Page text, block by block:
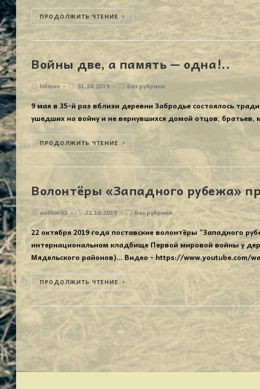
ПРОДОЛЖИТЬ ЧТЕНИЕ
Войны две, а память — одна!..
lolman 31.10.2019 Без рубрики
9 мая в 35-й раз вблизи деревни Забродье состоялось
ушедших на войну и не вернувшихся домой отцов,
ПРОДОЛЖИТЬ ЧТЕНИЕ
Волонтёры «Западного рубежа»
author32 22.10.2019 Без рубрики
22 октября 2019 года поставские волонтёры "Западного
интернациональном кладбище Первой мировой войны у
Мядельского районов)... Видео - https://www.youtube.com/
ПРОДОЛЖИТЬ ЧТЕНИЕ